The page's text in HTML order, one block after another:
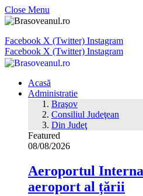
Close Menu
Facebook X (Twitter) Instagram
Facebook X (Twitter) Instagram
Acasă
Administratie
Braşov
Consiliul Judeţean
Din Judeţ
Featured
08/08/2026
Aeroportul
aeroport al țării